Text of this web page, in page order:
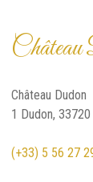
Château Dudon
1 Dudon,
(+33) 5 56 27